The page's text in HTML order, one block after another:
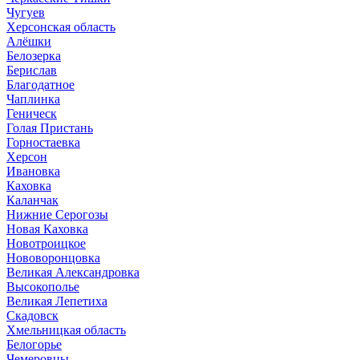
Чугуев
Херсонская область
Алёшки
Белозерка
Берислав
Благодатное
Чаплинка
Геническ
Голая Пристань
Горностаевка
Херсон
Ивановка
Каховка
Каланчак
Нижние Серогозы
Новая Каховка
Новотроицкое
Нововоронцовка
Великая Александровка
Высокополье
Великая Лепетиха
Скадовск
Хмельницкая область
Белогорье